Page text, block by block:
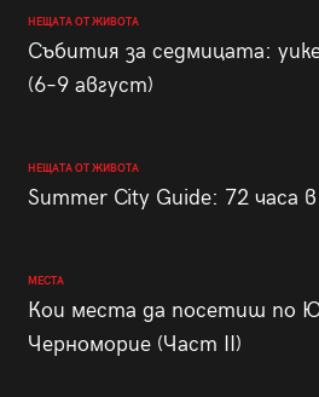
НЕЩАТА ОТ ЖИВОТА
Събития за седмицата:
(6–9 август)
НЕЩАТА ОТ ЖИВОТА
Summer City Guide: 72 часа
МЕСТА
Кои места да посетиш по
Черноморие (Част II)